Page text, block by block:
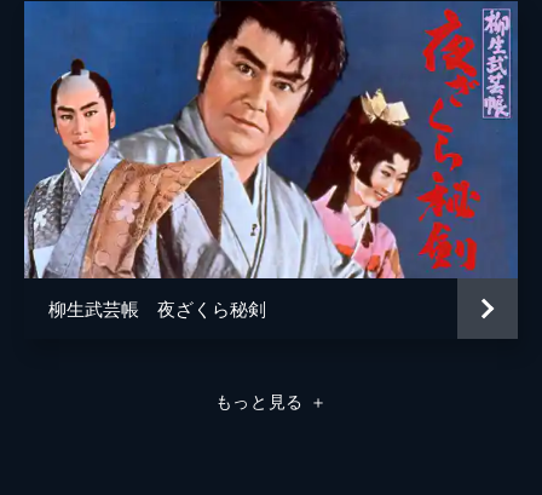
柳生武芸帳 夜ざくら秘剣
もっと見る ＋